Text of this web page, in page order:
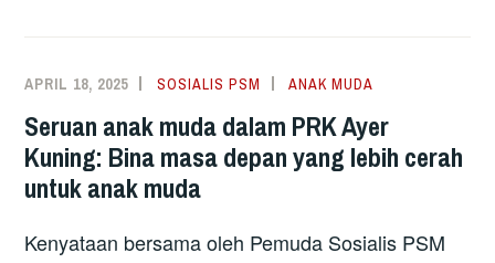
APRIL 18, 2025 SOSIALIS PSM ANAK MUDA
Seruan anak muda dalam PRK Ayer
Kuning: Bina masa depan yang lebih cerah
untuk anak muda
Kenyataan bersama oleh Pemuda Sosialis PSM